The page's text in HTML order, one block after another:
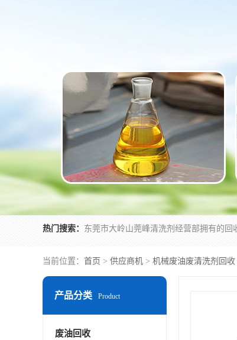
热门搜索：
当前位置： 首页 > 供应商机 > 机械废油废清洗剂回收
产品分类 Product
废油回收